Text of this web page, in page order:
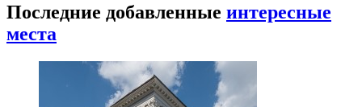
Последние добавленные интересные
места